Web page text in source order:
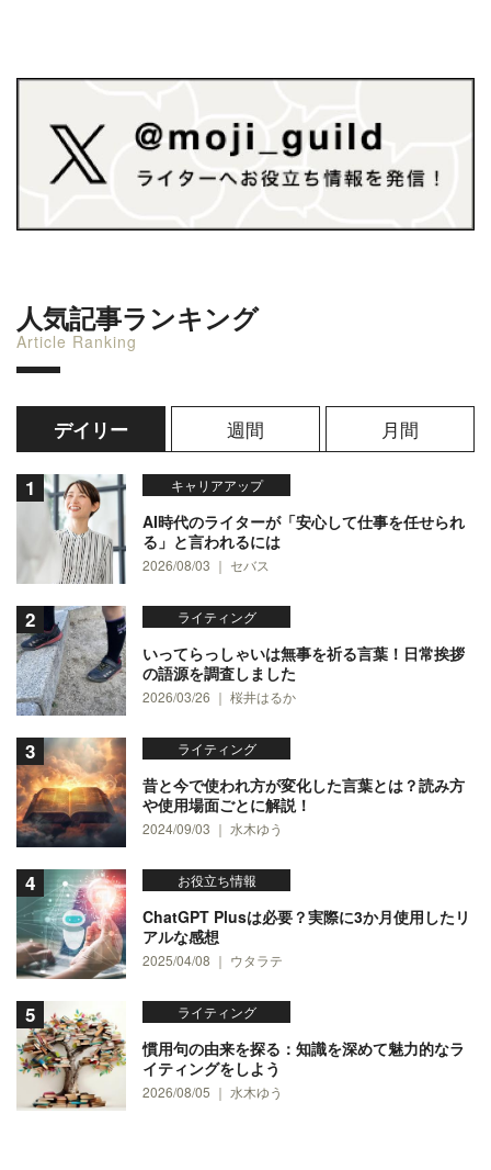
人気記事ランキング
Article Ranking
デイリー 週間 月間
キャリアアップ
AI時代のライターが「安心して仕事を任せられ
る」と言われるには
2026/08/03 ｜ セバス
ライティング
いってらっしゃいは無事を祈る言葉！日常挨拶
の語源を調査しました
2026/03/26 ｜ 桜井はるか
ライティング
昔と今で使われ方が変化した言葉とは？読み方
や使用場面ごとに解説！
2024/09/03 ｜ 水木ゆう
お役立ち情報
ChatGPT Plusは必要？実際に3か月使用したリ
アルな感想
2025/04/08 ｜ ウタラテ
ライティング
慣用句の由来を探る：知識を深めて魅力的なラ
イティングをしよう
2026/08/05 ｜ 水木ゆう